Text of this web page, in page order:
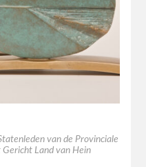
van de Provinciale
Land van Hein